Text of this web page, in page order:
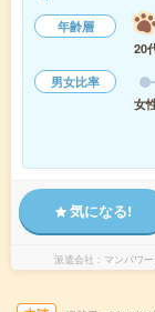
年齢層
20
男女比率
女
気になる!
派遣会社 マンパワ